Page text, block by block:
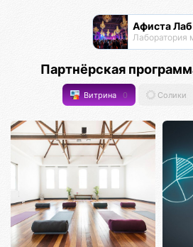
Афиста Лаб
Партнёрская
Витрина 0 Солики